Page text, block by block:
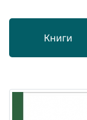
Книги